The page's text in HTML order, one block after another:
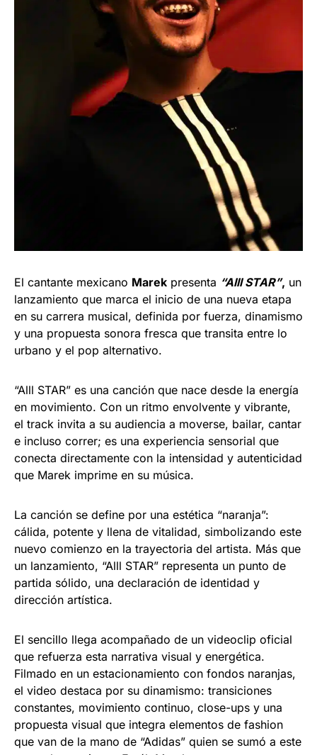
El cantante mexicano Marek presenta “Alll STAR”, un
lanzamiento que marca el inicio de una nueva etapa
en su carrera musical, definida por fuerza, dinamismo
y una propuesta sonora fresca que transita entre lo
urbano y el pop alternativo.
“Alll STAR” es una canción que nace desde la energía
en movimiento. Con un ritmo envolvente y vibrante,
el track invita a su audiencia a moverse, bailar, cantar
e incluso correr; es una experiencia sensorial que
conecta directamente con la intensidad y autenticidad
que Marek imprime en su música.
La canción se define por una estética “naranja”:
cálida, potente y llena de vitalidad, simbolizando este
nuevo comienzo en la trayectoria del artista. Más que
un lanzamiento, “Alll STAR” representa un punto de
partida sólido, una declaración de identidad y
dirección artística.
El sencillo llega acompañado de un videoclip oficial
que refuerza esta narrativa visual y energética.
Filmado en un estacionamiento con fondos naranjas,
el video destaca por su dinamismo: transiciones
constantes, movimiento continuo, close-ups y una
propuesta visual que integra elementos de fashion
que van de la mano de “Adidas” quien se sumó a este